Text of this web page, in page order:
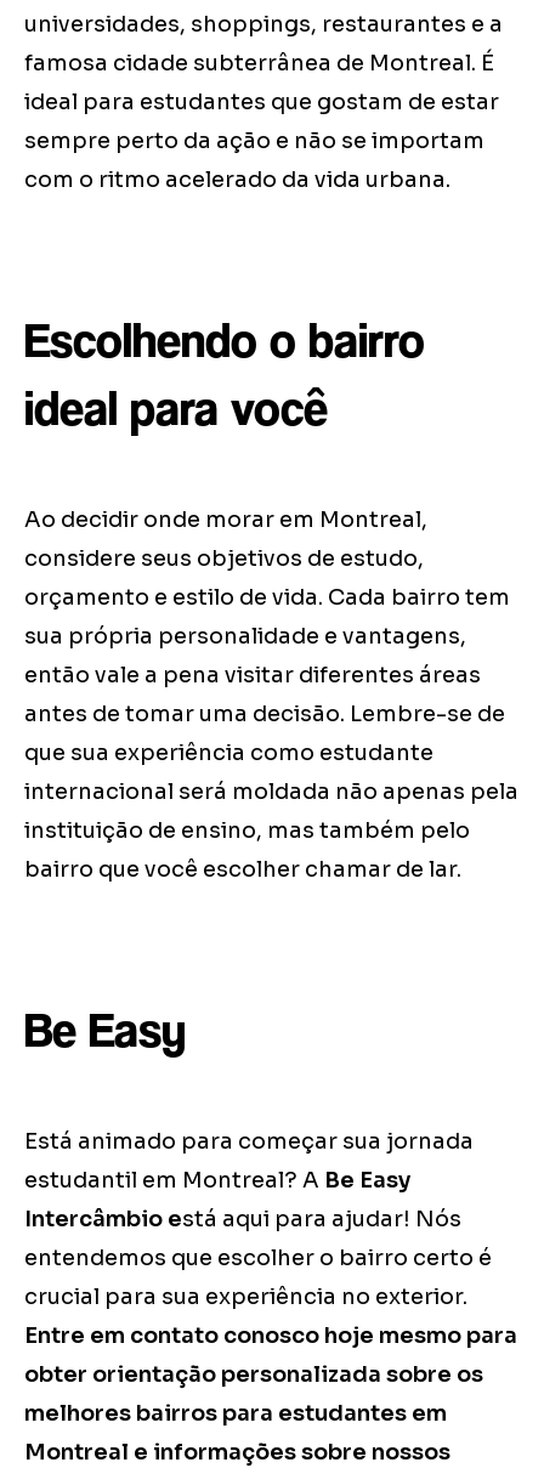
universidades, shoppings, restaurantes e a
famosa cidade subterrânea de Montreal. É
ideal para estudantes que gostam de estar
sempre perto da ação e não se importam
com o ritmo acelerado da vida urbana.
Escolhendo o bairro
ideal para você
Ao decidir onde morar em Montreal,
considere seus objetivos de estudo,
orçamento e estilo de vida. Cada bairro tem
sua própria personalidade e vantagens,
então vale a pena visitar diferentes áreas
antes de tomar uma decisão. Lembre-se de
que sua experiência como estudante
internacional será moldada não apenas pela
instituição de ensino, mas também pelo
bairro que você escolher chamar de lar.
Be Easy
Está animado para começar sua jornada
estudantil em Montreal? A Be Easy
Intercâmbio está aqui para ajudar! Nós
entendemos que escolher o bairro certo é
crucial para sua experiência no exterior.
Entre em contato conosco hoje mesmo para
obter orientação personalizada sobre os
melhores bairros para estudantes em
Montreal e informações sobre nossos